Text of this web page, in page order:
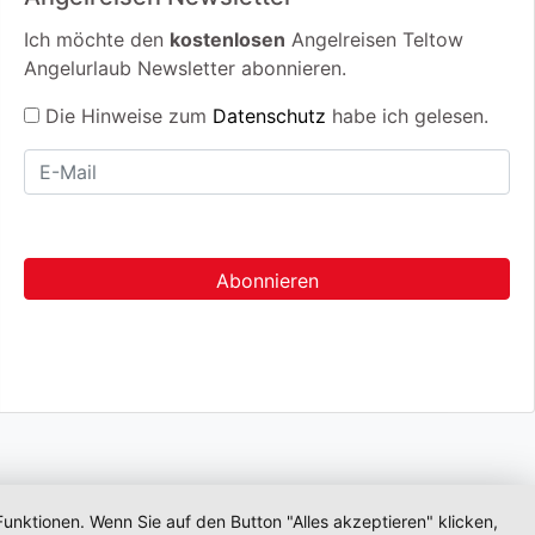
Ich möchte den kostenlosen Angelreisen Teltow
Angelurlaub Newsletter abonnieren.
Die Hinweise zum Datenschutz habe ich gelesen.
Wenn Sie auf den Button "Alles akzeptieren" klicken,